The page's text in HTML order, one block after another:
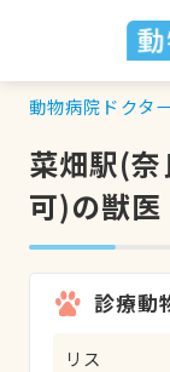
動物病院ドクタ
菜畑駅(
可)の獣
診療動
リス